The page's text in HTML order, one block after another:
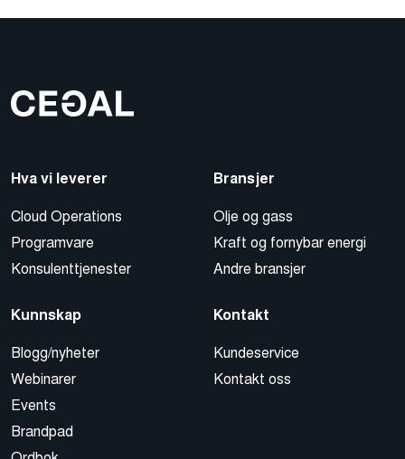
Hva vi leverer
Cloud Operations
Programvare
Konsulenttjenester
Bransjer
Olje og gass
Kraft og fornybar energi
Andre bransjer
Kunnskap
Blogg/nyheter
Webinarer
Events
Brandpad
Kontakt
Kundeservice
Kontakt oss